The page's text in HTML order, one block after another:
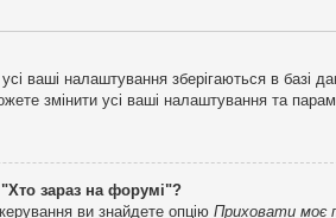
ваші налаштування зберігаються в базі
змінити усі ваші налаштування та
зараз на форумі"?
ви знайдете опцію Приховати моє